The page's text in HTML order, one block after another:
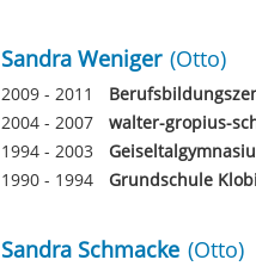
Sandra Weniger (Otto)
2009 - 2011
2004 - 2007
walter-gropius-
1994 - 2003
1990 - 1994
Grundschule
Sandra Schmacke (Otto)